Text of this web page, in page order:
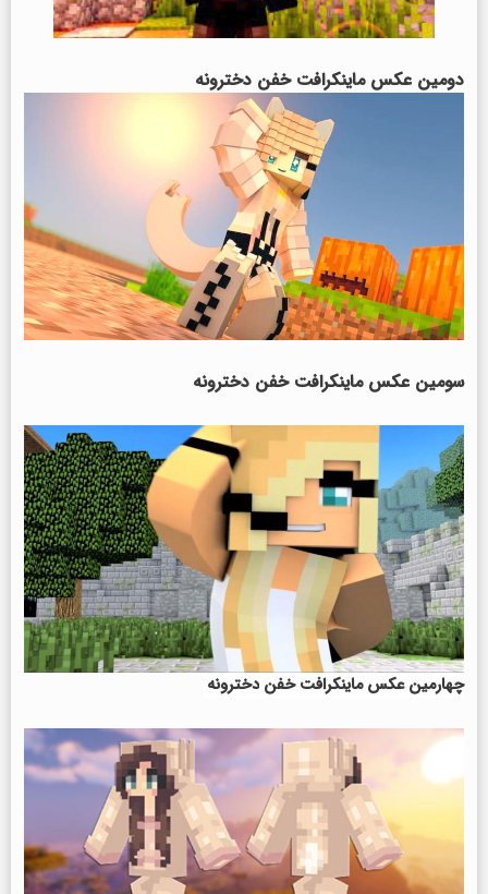
دومین عکس ماینکرافت خفن دخترونه
سومین عکس ماینکرافت خفن دخترونه
چهارمین عکس ماینکرافت خفن دخترونه